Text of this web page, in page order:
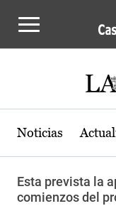
Noticias
Esta prevista la
comienzos del